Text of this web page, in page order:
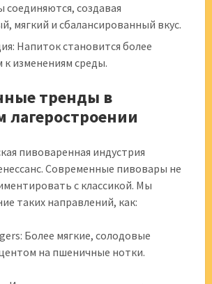
создавая
мягкий и сбалансированный вкус.
Напиток становится более
изменениям среды.
тренды в
лагеростроении
пивоваренная индустрия
Современные пивовары не
с классикой. Мы
таких направлений, как:
Более мягкие, солодовые
на пшеничные нотки.